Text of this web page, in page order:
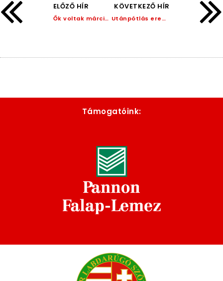
ELŐZŐ HÍR
Ők voltak március legjobbjai!
KÖVETKEZŐ HÍR
Utánpótlás eredmények: április 19-25.
Támogatóink: